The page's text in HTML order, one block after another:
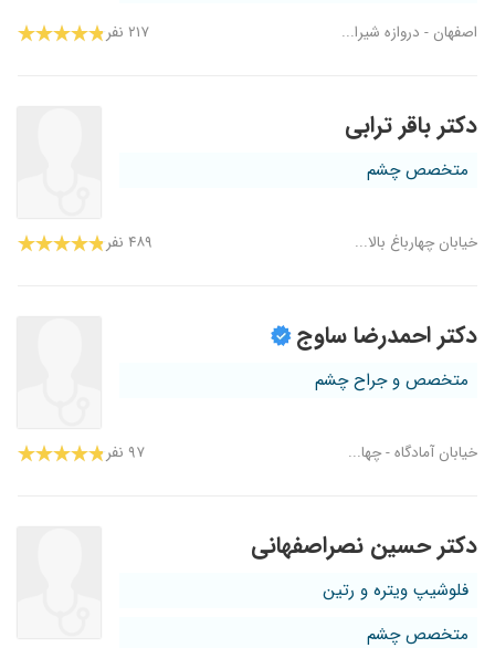
اصفهان - دروازه شیرا... ۲۱۷ نفر
دکتر باقر ترابی
متخصص چشم
خیابان چهارباغ بالا... ۴۸۹ نفر
دکتر احمدرضا ساوج
متخصص و جراح چشم
خیابان آمادگاه - چها... ۹۷ نفر
دکتر حسین نصراصفهانی
فلوشیپ ویتره و رتین
متخصص چشم